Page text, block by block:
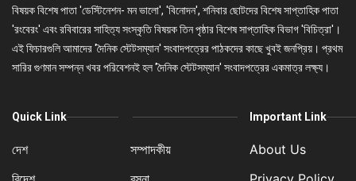
বিষয়ক বিশেষ পাতা 'ডেস্টিনেশন- মন ভালো', 'বিনোদন', শনিবার ছোটদের বিশেষ সাপ্তাহিক পাতা
'রংবেরং' এবং রবিবারের সাহিত্য সংস্কৃতি বিষয়ক তিন পৃষ্ঠার বিশেষ সাপ্তাহিক বিভাগ 'বিচিত্রা'।
এই ফিচারগুলি আমাদের 'দৈনিক স্টেটসম্যান' সংবাদপত্রের পাঠকদের কাছে খুবই জনপ্রিয়। প্রথম
সারির গুণমান সম্পন্ন খবর পরিবেশনই হল 'দৈনিক স্টেটসম্যান' সংবাদপত্রের একমাত্র লক্ষ্য।
Quick Link
দেশ
সম্পাদকীয়
Important Link
About Us